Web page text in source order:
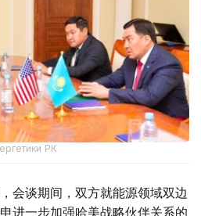
РК
会谈期间，双方就能源领域双边
进一步加强哈美战略伙伴关系的